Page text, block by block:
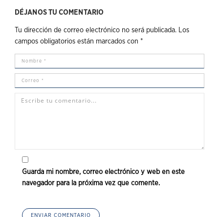
DÉJANOS TU COMENTARIO
Tu dirección de correo electrónico no será publicada.
Los
campos obligatorios están marcados con *
Guarda mi nombre, correo electrónico y web en este
navegador para la próxima vez que comente.